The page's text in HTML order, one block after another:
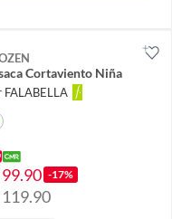
Cortaviento Niña
FALABELLA
-17%